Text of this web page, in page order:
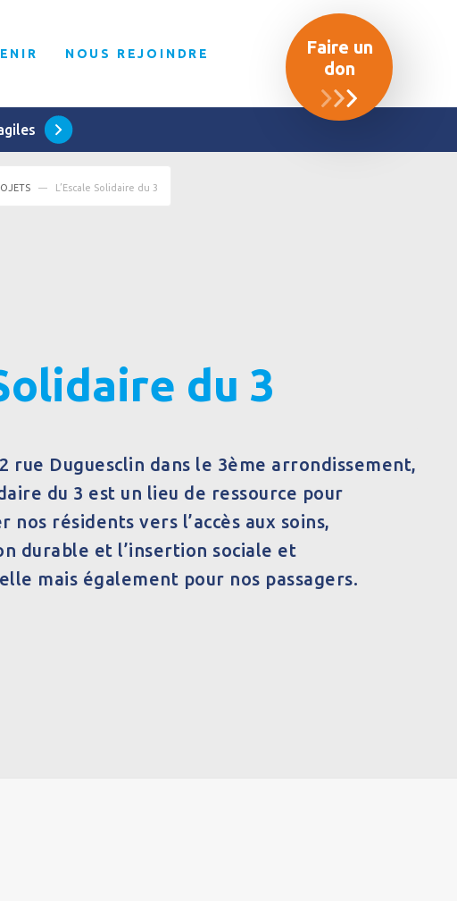
NOUS REJOINDRE
Faire un
don
L’Escale Solidaire du 3
du 3
rue Duguesclin dans le 3ème arrondissement,
du 3 est un lieu de ressource pour
nos résidents vers l’accès aux soins,
durable et l’insertion sociale et
mais également pour nos passagers.